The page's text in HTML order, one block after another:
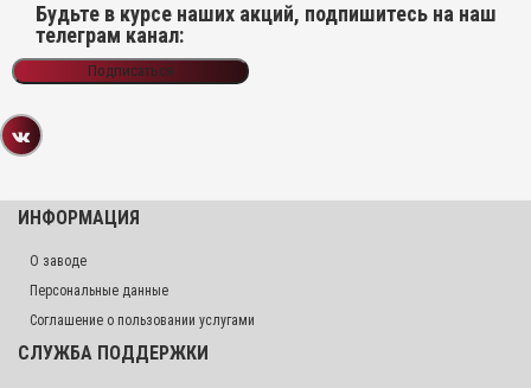
Будьте в курсе наших акций, подпишитесь на наш
телеграм канал:
Подписаться
ИНФОРМАЦИЯ
О заводе
Персональные данные
Соглашение о пользовании услугами
СЛУЖБА ПОДДЕРЖКИ